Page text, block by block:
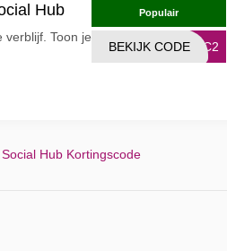
Hub
verblijf. Toon je
Populair
1BC2
BEKIJK CODE
Hub Kortingscode